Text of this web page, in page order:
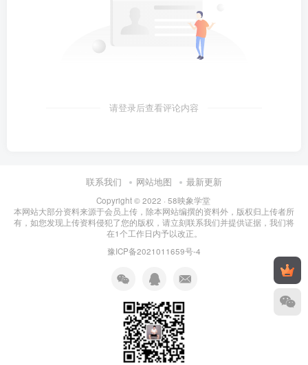
请登录后查看评论内容
联系我们 网站地图 最新更新
Copyright © 2022 · 58映象学堂
本网站大部分资料来源于会员上传，除本网站编撰的资料外，版权归上传者所
有，如您发现上传资料侵犯了您的版权，请立刻联系我们并提供证据，我们将
在1个工作日内予以改正。
豫ICP备2021011659号-4